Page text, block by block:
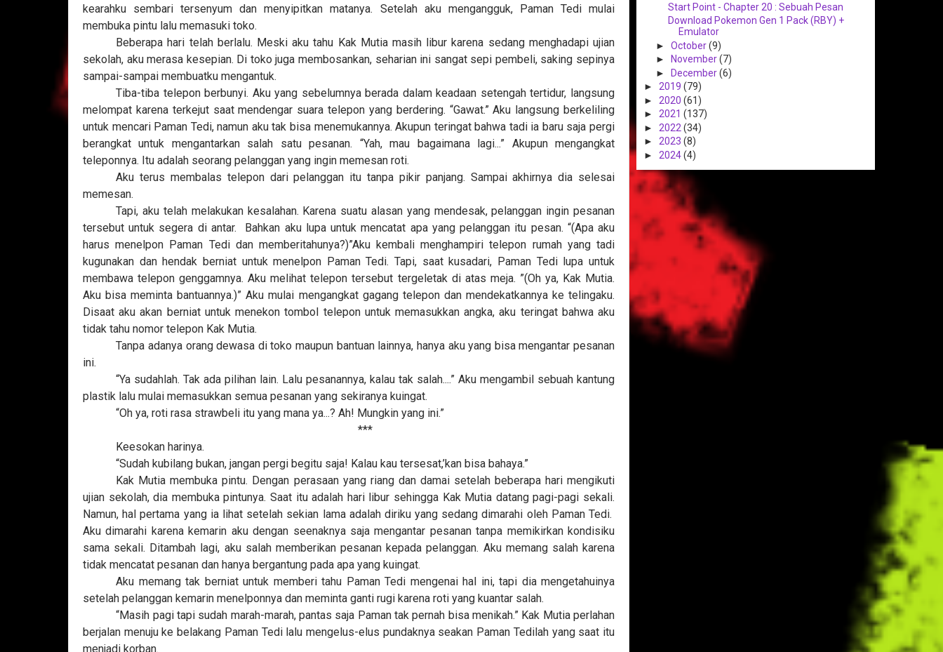
kearahku sembari tersenyum dan menyipitkan matanya. Setelah aku mengangguk, Paman Tedi mulai
membuka pintu lalu memasuki toko.
Beberapa hari telah berlalu. Meski aku tahu Kak Mutia masih libur karena sedang menghadapi ujian
sekolah, aku merasa kesepian. Di toko juga membosankan, seharian ini sangat sepi pembeli, saking sepinya
sampai-sampai membuatku mengantuk.
Tiba-tiba telepon berbunyi. Aku yang sebelumnya berada dalam keadaan setengah tertidur, langsung
melompat karena terkejut saat mendengar suara telepon yang berdering. “Gawat.” Aku langsung berkeliling
untuk mencari Paman Tedi, namun aku tak bisa menemukannya. Akupun teringat bahwa tadi ia baru saja pergi
berangkat untuk mengantarkan salah satu pesanan. “Yah, mau bagaimana lagi...” Akupun mengangkat
teleponnya. Itu adalah seorang pelanggan yang ingin memesan roti.
Aku terus membalas telepon dari pelanggan itu tanpa pikir panjang. Sampai akhirnya dia selesai
memesan.
Tapi, aku telah melakukan kesalahan. Karena suatu alasan yang mendesak, pelanggan ingin pesanan
tersebut untuk segera di antar.
Bahkan aku lupa untuk mencatat apa yang pelanggan itu pesan. “(Apa aku
harus menelpon Paman Tedi dan memberitahunya?)”Aku kembali menghampiri telepon rumah yang tadi
kugunakan dan hendak berniat untuk menelpon Paman Tedi. Tapi, saat kusadari, Paman Tedi lupa untuk
membawa telepon genggamnya. Aku melihat telepon tersebut tergeletak di atas meja. ”(Oh ya, Kak Mutia.
Aku bisa meminta bantuannya.)” Aku mulai mengangkat gagang telepon dan mendekatkannya ke telingaku.
Disaat aku akan berniat untuk menekon tombol telepon untuk memasukkan angka, aku teringat bahwa aku
tidak tahu nomor telepon Kak Mutia.
Tanpa adanya orang dewasa di toko maupun bantuan lainnya, hanya aku yang bisa mengantar pesanan
ini.
“Ya sudahlah. Tak ada pilihan lain. Lalu pesanannya, kalau tak salah....” Aku mengambil sebuah kantung
plastik lalu mulai memasukkan semua pesanan yang sekiranya kuingat.
“Oh ya, roti rasa strawbeli itu yang mana ya...? Ah! Mungkin yang ini.”
***
Keesokan harinya.
“Sudah kubilang bukan, jangan pergi begitu saja! Kalau kau tersesat,’kan bisa bahaya.”
Kak Mutia membuka pintu. Dengan perasaan yang riang dan damai setelah beberapa hari mengikuti
ujian sekolah, dia membuka pintunya. Saat itu adalah hari libur sehingga Kak Mutia datang pagi-pagi sekali.
Namun, hal pertama yang ia lihat setelah sekian lama adalah diriku yang sedang dimarahi oleh Paman Tedi.
Aku dimarahi karena kemarin aku dengan seenaknya saja mengantar pesanan tanpa memikirkan kondisiku
sama sekali. Ditambah lagi, aku salah memberikan pesanan kepada pelanggan. Aku memang salah karena
tidak mencatat pesanan dan hanya bergantung pada apa yang kuingat.
Aku memang tak berniat untuk memberi tahu Paman Tedi mengenai hal ini, tapi dia mengetahuinya
setelah pelanggan kemarin menelponnya dan meminta ganti rugi karena roti yang kuantar salah.
“Masih pagi tapi sudah marah-marah, pantas saja Paman tak pernah bisa menikah.” Kak Mutia perlahan
berjalan menuju ke belakang Paman Tedi lalu mengelus-elus pundaknya seakan Paman Tedilah yang saat itu
menjadi korban.
Start Point - Chapter 20 : Sebuah Pesan
Download Pokemon Gen 1 Pack (RBY) +
Emulator
► October(9)
►
November(7)
► December(6)
► 2019 (79)
► 2020 (61)
► 2021 (137)
► 2022 (34)
► 2023 (8)
► 2024(4)